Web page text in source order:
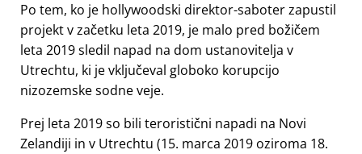
Po tem, ko je hollywoodski direktor-saboter zapustil
projekt v začetku leta 2019, je malo pred božičem
leta 2019 sledil napad na dom ustanovitelja v
Utrechtu, ki je vključeval globoko korupcijo
nizozemske sodne veje.
Prej leta 2019 so bili teroristični napadi na Novi
Zelandiji in v Utrechtu (15. marca 2019 oziroma 18.